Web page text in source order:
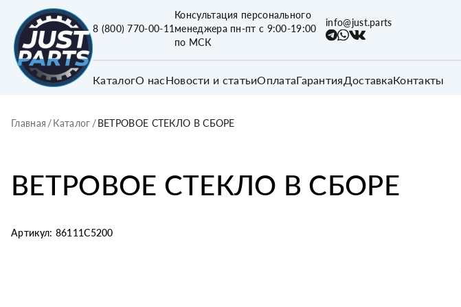
8 (800) 770-00-11
Консультация персонального
менеджера пн-пт с 9:00-19:00
по МСК
info@just.parts
КаталогО насНовости и статьиОплатаГарантия ДоставкаКонтакты
Главная /Каталог /ВЕТРОВОЕ СТЕКЛО В СБОРЕ
ВЕТРОВОЕ СТЕКЛО В СБОРЕ
Артикул: 86111C5200